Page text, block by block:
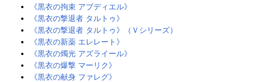
《黒衣の拘束 アブディエル》
《黒衣の撃退者 タルトゥ》
《黒衣の撃退者 タルトゥ》（Ｖシリーズ）
《黒衣の新薬 エレレート》
《黒衣の燭光 アズライール》
《黒衣の爆撃 マーリク》
《黒衣の献身 ファレグ》